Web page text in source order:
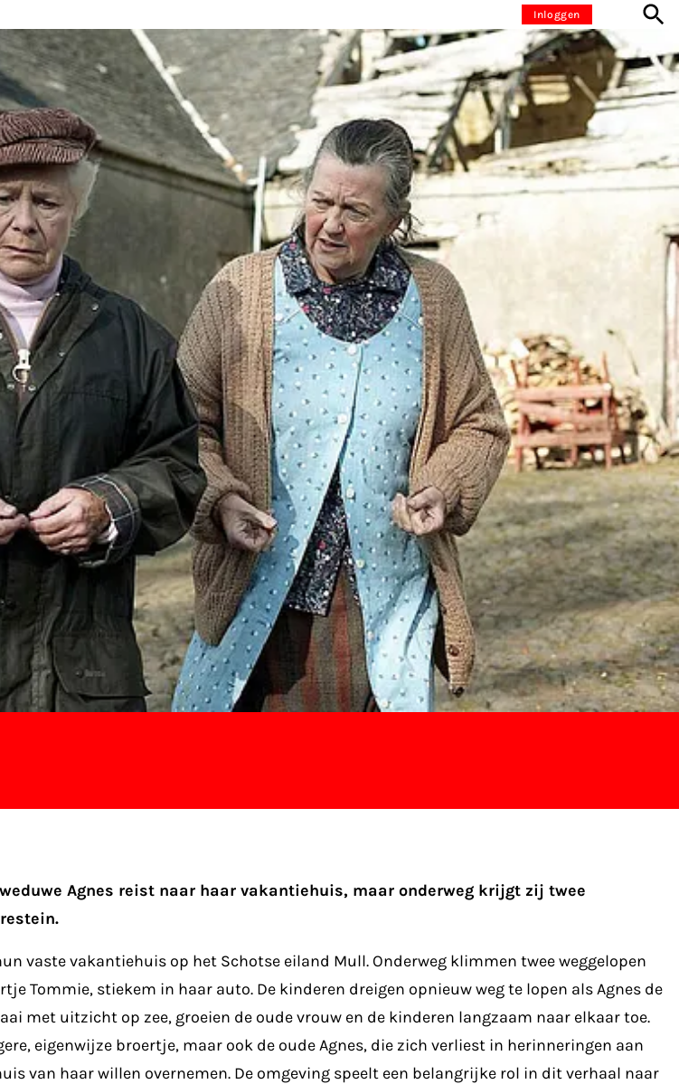
Inloggen
Agnes reist naar haar vakantiehuis, maar onderweg krijgt zij twee
vaste vakantiehuis op het Schotse eiland Mull. Onderweg klimmen twee weggelopen
Tommie, stiekem in haar auto. De kinderen dreigen opnieuw weg te lopen als Agnes de
met uitzicht op zee, groeien de oude vrouw en de kinderen langzaam naar elkaar toe.
eigenwijze broertje, maar ook de oude Agnes, die zich verliest in herinneringen aan
van haar willen overnemen. De omgeving speelt een belangrijke rol in dit verhaal naar